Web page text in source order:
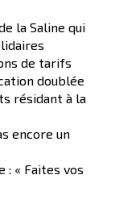
la Saline qui
de tarifs
doublée
résidant à la
encore un
: « Faites vos